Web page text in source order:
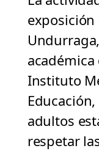
exposición
académica
Instituto
adultos
respetar